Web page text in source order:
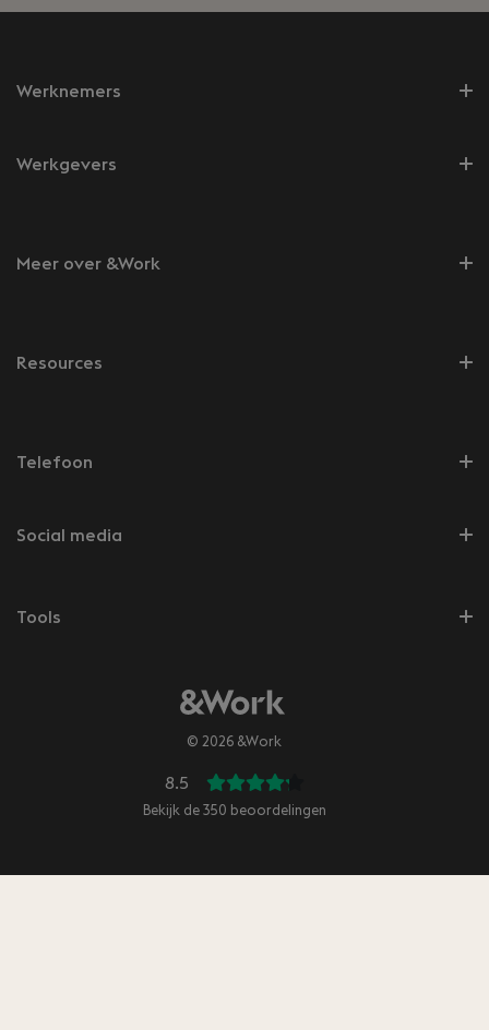
Werknemers
Werkgevers
Meer over &Work
Resources
Telefoon
Social media
Tools
© 2026 &Work
8.5
Bekijk de 350 beoordelingen